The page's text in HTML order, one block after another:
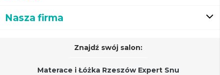
Nasza firma
Znajdź swój salon:
Materace i Łóżka Rzeszów Expert Snu